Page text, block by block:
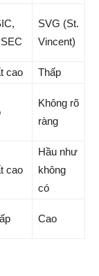
SVG (St.
Vincent)
cao
Thấp
Không rõ
ràng
cao
Hầu như
không
có
Cao